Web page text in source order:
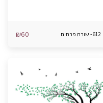
612 - שורת פרחים ₪60